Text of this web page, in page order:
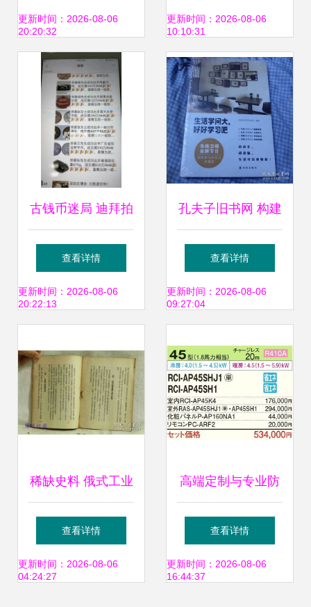
营全指南
更新时间：2026-08-06
20:20:32
玩命的吹捧
更新时间：2026-08-06
10:10:31
古钱币迷局 迪拜拍
卖的3秒教训——
受害者付3万寻求
卖业务背后的风险
与骗局
查看详情
更新时间：2026-08-06
20:22:13
孔夫子旧书网 构建
拍卖图录专卖与珍
藏品交易的新生态
查看详情
更新时间：2026-08-06
09:27:04
稀缺史料 俄式工业
治理模式考察——
《莫斯科一个工厂
查看详情
更新时间：2026-08-06
04:24:27
高端定制与专业防
护 新品下吊式空凋
利器——日立
查看详情
更新时间：2026-08-06
16:44:37